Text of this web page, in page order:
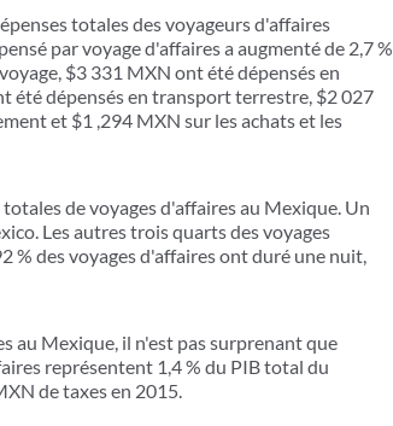
totales des voyageurs d'affaires
par voyage d'affaires a augmenté de 2,7 %
$3 331 MXN ont été dépensés en
été dépensés en transport terrestre, $2 027
et $1 ,294 MXN sur les achats et les
de voyages d'affaires au Mexique. Un
Les autres trois quarts des voyages
% des voyages d'affaires ont duré une nuit,
au Mexique, il n'est pas surprenant que
représentent 1,4 % du PIB total du
de taxes en 2015.